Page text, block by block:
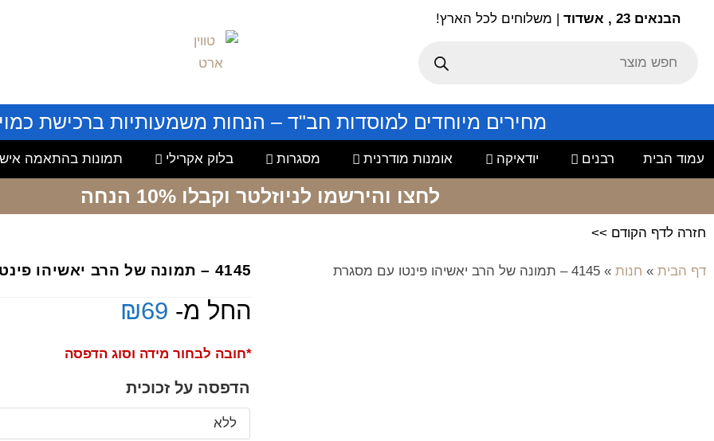
הבנאים 23 , אשדוד | משלוחים לכל הארץ!
מחירים מיוחדים למוסדות חב"ד – הנחות משמעותיות ברכישת
עמוד הבית רבנים יודאיקה אומנות מודרנית מסגרות בלוק אקרילי תמונות בהתאמה
לחצו והירשמו לניוזלטר וקבלו 10% הנחה
חזרה לדף הקודם >>
דף הבית » חנות » 4145 – תמונה של הרב יאשיהו פינטו עם מסגרת 4145 – תמונה של הרב יאשיהו פינטו עם מסגרת
החל מ- ₪69
*חובה לבחור מידה וסוג הדפסה
הדפסה על זכוכית